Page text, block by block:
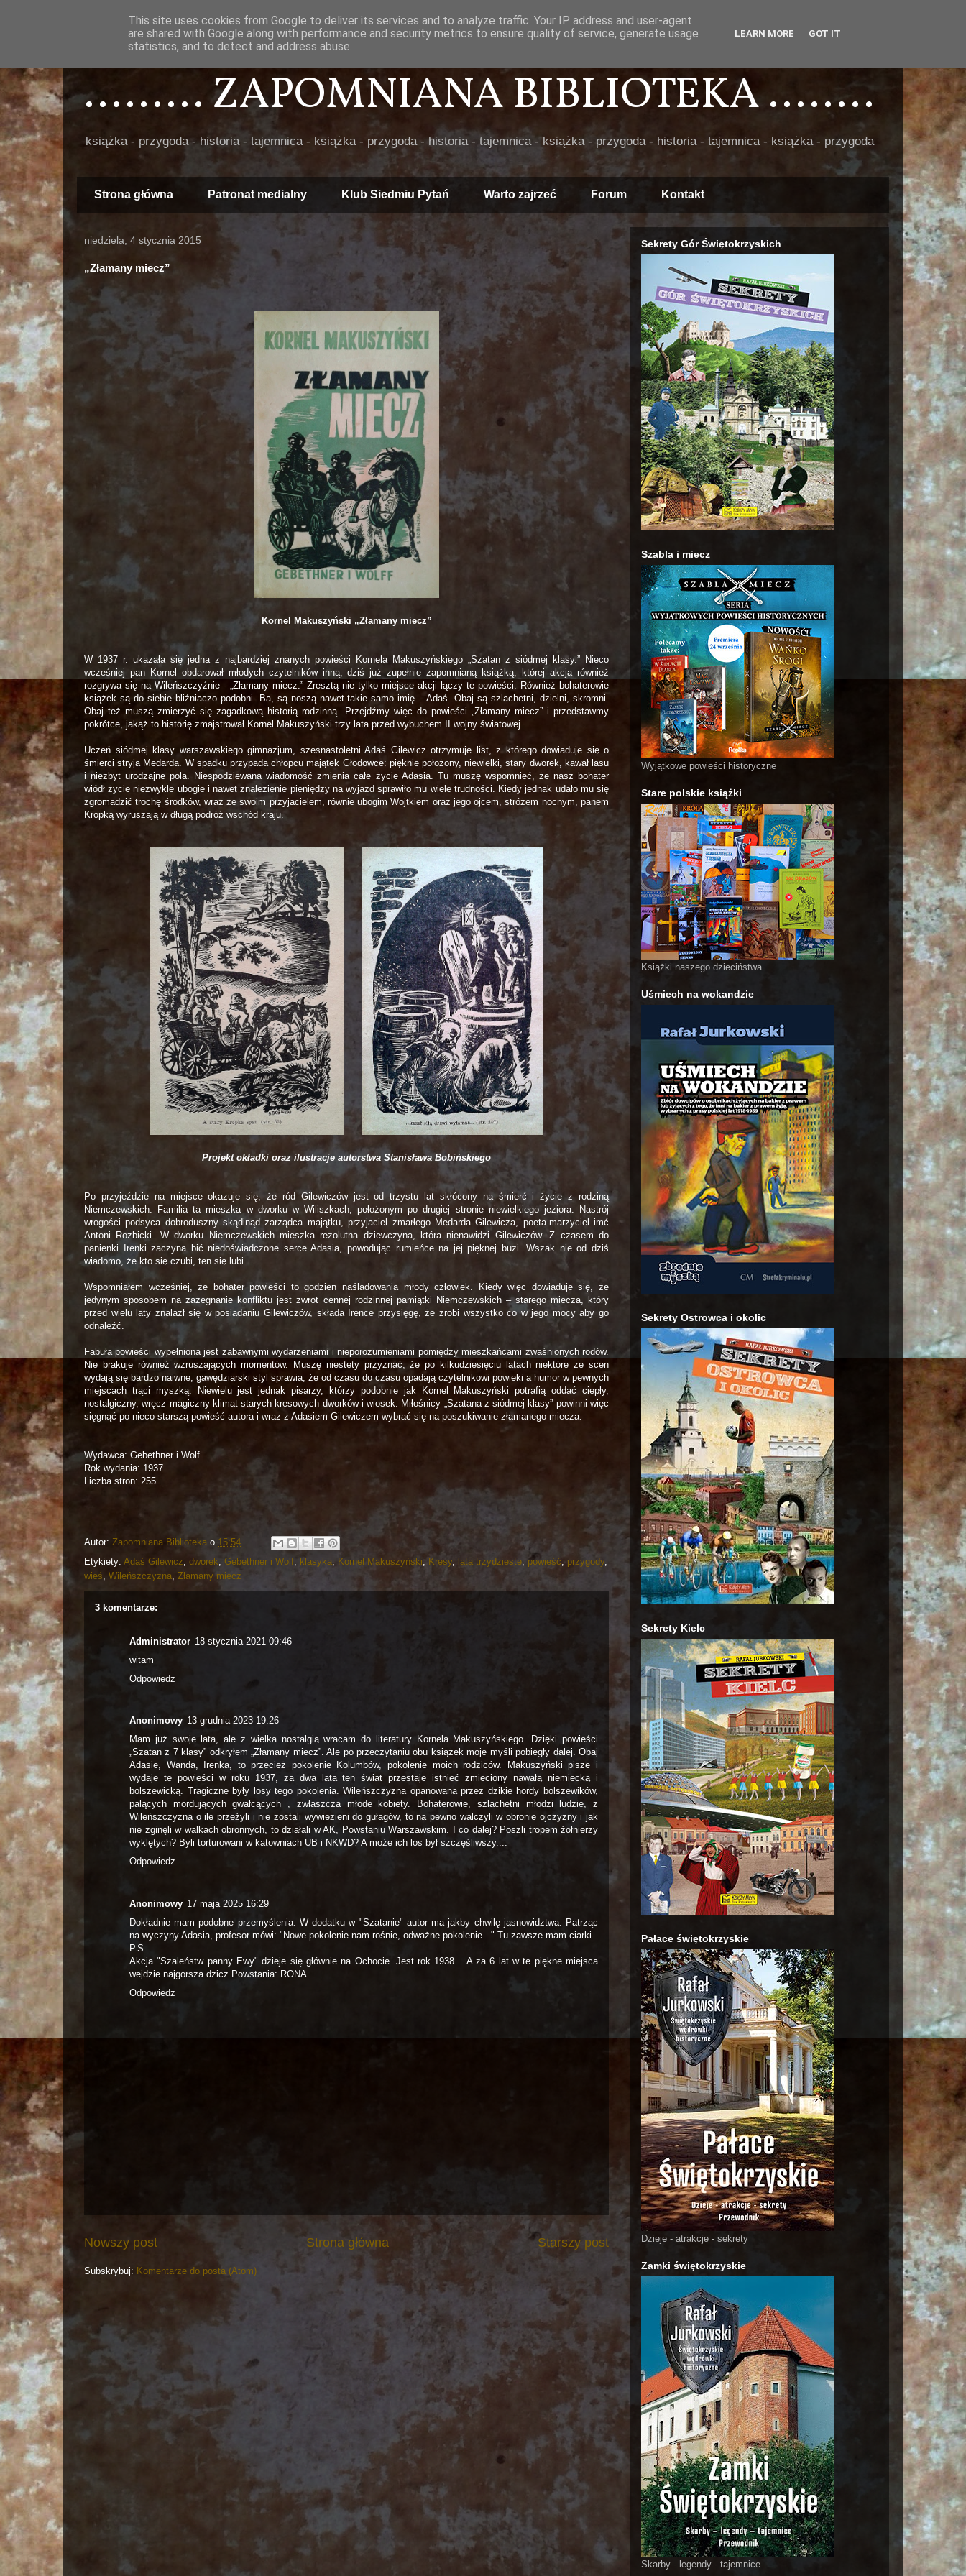
......... ZAPOMNIANA BIBLIOTEKA ........
książka - przygoda - historia - tajemnica - książka - przygoda - historia - tajemnica - książka - przygoda - historia - tajemnica - książka - przygoda
Strona główna Patronat medialny Klub Siedmiu Pytań Warto zajrzeć Forum Kontakt
niedziela, 4 stycznia 2015
„Złamany miecz”
Kornel Makuszyński „Złamany miecz”
W 1937 r. ukazała się jedna z najbardziej znanych powieści Kornela Makuszyńskiego „Szatan z siódmej klasy.” Nieco
wcześniej pan Kornel obdarował młodych czytelników inną, dziś już zupełnie zapomnianą książką, której akcja również
rozgrywa się na Wileńszczyźnie - „Złamany miecz.” Zresztą nie tylko miejsce akcji łączy te powieści. Również bohaterowie
książek są do siebie bliźniaczo podobni. Ba, są noszą nawet takie samo imię – Adaś. Obaj są szlachetni, dzielni, skromni.
Obaj też muszą zmierzyć się zagadkową historią rodzinną. Przejdźmy więc do powieści „Złamany miecz” i przedstawmy
pokrótce, jakąż to historię zmajstrował Kornel Makuszyński trzy lata przed wybuchem II wojny światowej.
Uczeń siódmej klasy warszawskiego gimnazjum, szesnastoletni Adaś Gilewicz otrzymuje list, z którego dowiaduje się o
śmierci stryja Medarda. W spadku przypada chłopcu majątek Głodowce: pięknie położony, niewielki, stary dworek, kawał lasu
i niezbyt urodzajne pola. Niespodziewana wiadomość zmienia całe życie Adasia. Tu muszę wspomnieć, że nasz bohater
wiódł życie niezwykle ubogie i nawet znalezienie pieniędzy na wyjazd sprawiło mu wiele trudności. Kiedy jednak udało mu się
zgromadzić trochę środków, wraz ze swoim przyjacielem, równie ubogim Wojtkiem oraz jego ojcem, stróżem nocnym, panem
Kropką wyruszają w długą podróż wschód kraju.
Projekt okładki oraz ilustracje autorstwa Stanisława Bobińskiego
Po przyjeździe na miejsce okazuje się, że ród Gilewiczów jest od trzystu lat skłócony na śmierć i życie z rodziną
Niemczewskich. Familia ta mieszka w dworku w Wiliszkach, położonym po drugiej stronie niewielkiego jeziora. Nastrój
wrogości podsyca dobroduszny skądinąd zarządca majątku, przyjaciel zmarłego Medarda Gilewicza, poeta-marzyciel imć
Antoni Rozbicki. W dworku Niemczewskich mieszka rezolutna dziewczyna, która nienawidzi Gilewiczów. Z czasem do
panienki Irenki zaczyna bić niedoświadczone serce Adasia, powodując rumieńce na jej pięknej buzi. Wszak nie od dziś
wiadomo, że kto się czubi, ten się lubi.
Wspomniałem wcześniej, że bohater powieści to godzien naśladowania młody człowiek. Kiedy więc dowiaduje się, że
jedynym sposobem na zażegnanie konfliktu jest zwrot cennej rodzinnej pamiątki Niemczewskich – starego miecza, który
przed wielu laty znalazł się w posiadaniu Gilewiczów, składa Irence przysięgę, że zrobi wszystko co w jego mocy aby go
odnaleźć.
Fabuła powieści wypełniona jest zabawnymi wydarzeniami i nieporozumieniami pomiędzy mieszkańcami zwaśnionych rodów.
Nie brakuje również wzruszających momentów. Muszę niestety przyznać, że po kilkudziesięciu latach niektóre ze scen
wydają się bardzo naiwne, gawędziarski styl sprawia, że od czasu do czasu opadają czytelnikowi powieki a humor w pewnych
miejscach trąci myszką. Niewielu jest jednak pisarzy, którzy podobnie jak Kornel Makuszyński potrafią oddać ciepły,
nostalgiczny, wręcz magiczny klimat starych kresowych dworków i wiosek. Miłośnicy „Szatana z siódmej klasy” powinni więc
sięgnąć po nieco starszą powieść autora i wraz z Adasiem Gilewiczem wybrać się na poszukiwanie złamanego miecza.
Wydawca: Gebethner i Wolf
Rok wydania: 1937
Liczba stron: 255
Autor: Zapomniana Biblioteka o 15:54
Etykiety: Adaś Gilewicz, dworek, Gebethner i Wolf, klasyka, Kornel Makuszyński, Kresy, lata trzydzieste, powieść, przygody,
wieś, Wileńszczyzna, Złamany miecz
3 komentarze:
Administrator 18 stycznia 2021 09:46
witam
Odpowiedz
Anonimowy 13 grudnia 2023 19:26
Mam już swoje lata, ale z wielka nostalgią wracam do literatury Kornela Makuszyńskiego. Dzięki powieści
„Szatan z 7 klasy” odkryłem „Złamany miecz”. Ale po przeczytaniu obu książek moje myśli pobiegły dalej. Obaj
Adasie, Wanda, Irenka, to przecież pokolenie Kolumbów, pokolenie moich rodziców. Makuszyński pisze i
wydaje te powieści w roku 1937, za dwa lata ten świat przestaje istnieć zmieciony nawałą niemiecką i
bolszewicką. Tragiczne były losy tego pokolenia. Wileńszczyzna opanowana przez dzikie hordy bolszewików,
palących mordujących gwałcących , zwłaszcza młode kobiety. Bohaterowie, szlachetni młodzi ludzie, z
Wileńszczyzna o ile przeżyli i nie zostali wywiezieni do gułagów, to na pewno walczyli w obronie ojczyzny i jak
nie zginęli w walkach obronnych, to działali w AK, Powstaniu Warszawskim. I co dalej? Poszli tropem żołnierzy
wyklętych? Byli torturowani w katowniach UB i NKWD? A może ich los był szczęśliwszy....
Odpowiedz
Anonimowy 17 maja 2025 16:29
Dokładnie mam podobne przemyślenia. W dodatku w "Szatanie" autor ma jakby chwilę jasnowidztwa. Patrząc
na wyczyny Adasia, profesor mówi: "Nowe pokolenie nam rośnie, odważne pokolenie..." Tu zawsze mam ciarki.
P.S
Akcja "Szaleństw panny Ewy" dzieje się głównie na Ochocie. Jest rok 1938... A za 6 lat w te piękne miejsca
wejdzie najgorsza dzicz Powstania: RONA...
Odpowiedz
Nowszy post Starszy post
Strona główna
Subskrybuj: Komentarze do posta (Atom)
Sekrety Gór Świętokrzyskich
Szabla i miecz
Wyjątkowe powieści historyczne
Stare polskie książki
Książki naszego dzieciństwa
Uśmiech na wokandzie
Sekrety Ostrowca i okolic
Sekrety Kielc
Pałace świętokrzyskie
Dzieje - atrakcje - sekrety
Zamki świętokrzyskie
Skarby - legendy - tajemnice
This site uses cookies from Google to deliver its services and to analyze traffic. Your IP address and user-agent
are shared with Google along with performance and security metrics to ensure quality of service, generate usage
statistics, and to detect and address abuse.
LEARN MORE GOT IT